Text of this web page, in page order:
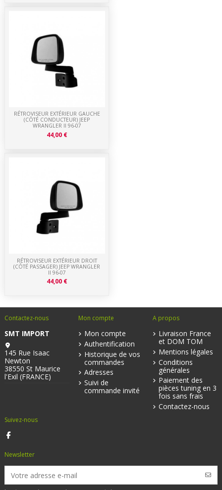
RÉTROVISEUR EXTÉRIEUR DROIT
(CÔTÉ PASSAGER) JEEP WRANGLER
II 96-07
44,00 €
RÉTROVISEUR EXTÉRIEUR GAUCHE
(CÔTÉ CONDUCTEUR) JEEP
WRANGLER II 96-07
44,00 €
Contactez-nous
SMT IMPORT
145 Rue Isaac
Newton
38550 St Maurice
l'Exil (FRANCE)
Mon compte
Mon compte
Authentification
Historique de vos
commandes
Adresses
Suivi de
commande invité
A propos
Livraison France
et DOM TOM
Mentions légales
Conditions
générales
Paiement des
pièces tuning en 3
fois sans frais
Contactez-nous
Suivez-nous
Newsletter